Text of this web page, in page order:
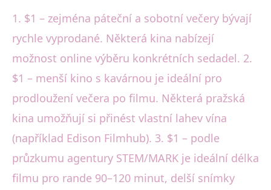
1. $1 – zejména páteční a sobotní večery bývají
rychle vyprodané. Některá kina nabízejí
možnost online výběru konkrétních sedadel. 2.
$1 – menší kino s kavárnou je ideální pro
prodloužení večera po filmu. Některá pražská
kina umožňují si přinést vlastní lahev vína
(například Edison Filmhub). 3. $1 – podle
průzkumu agentury STEM/MARK je ideální délka
filmu pro rande 90–120 minut, delší snímky